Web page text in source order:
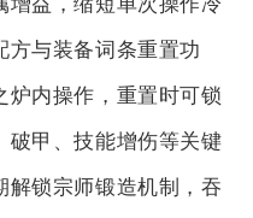
增益，缩短单次操作冷
方与装备词条重置功
炉内操作，重置时可锁
破甲、技能增伤等关键
解锁宗师锻造机制，吞